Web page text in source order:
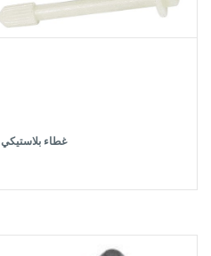
غطاء بلاستيكي للآلية (3 أسلاك)